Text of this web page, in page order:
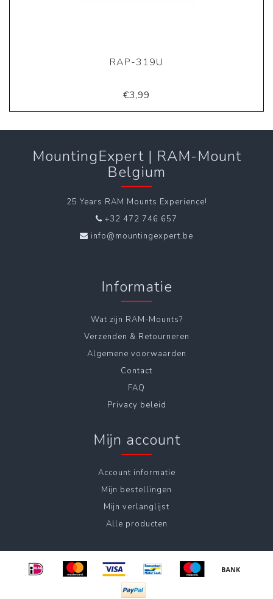
RAP-319U
€3,99
MountingExpert | RAM-Mount
Belgium
25 Years RAM Mounts Experience!
+32 472 746 657
info@mountingexpert.be
Informatie
Wat zijn RAM-Mounts?
Verzenden & Retourneren
Algemene voorwaarden
Contact
FAQ
Privacy beleid
Mijn account
Account informatie
Mijn bestellingen
Mijn verlanglijst
Alle producten